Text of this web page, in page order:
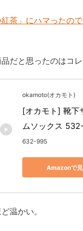
茶」にハマったので
だと思ったのはコレ
okamoto(オカモト)
[オカモト] 靴下
ムソックス
632-995
Amazonで
温かい。